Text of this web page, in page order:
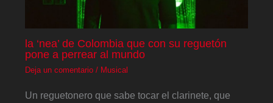
la ‘nea’ de Colombia que con su reguetón
pone a perrear al mundo
Deja un comentario / Musical
Un reguetonero que sabe tocar el clarinete, que